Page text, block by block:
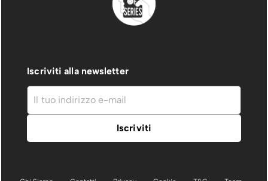
Iscriviti alla newsletter